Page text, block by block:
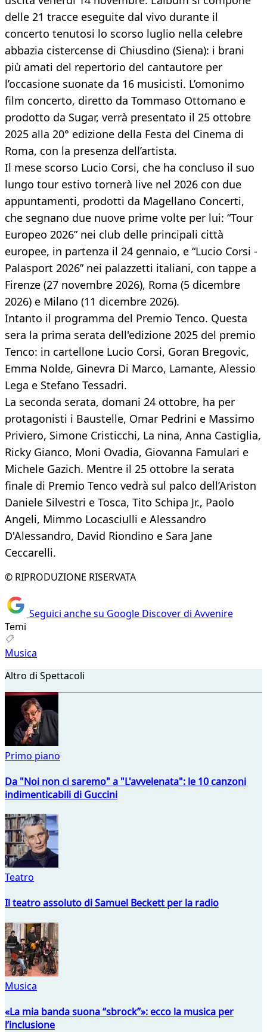
delle 21 tracce eseguite dal vivo durante il
concerto tenutosi lo scorso luglio nella celebre
abbazia cistercense di Chiusdino (Siena): i brani
più amati del repertorio del cantautore per
l’occasione suonate da 16 musicisti. L’omonimo
film concerto, diretto da Tommaso Ottomano e
prodotto da Sugar, verrà presentato il 25 ottobre
2025 alla 20° edizione della Festa del Cinema di
Roma, con la presenza dell’artista.
Il mese scorso Lucio Corsi, che ha concluso il suo
lungo tour estivo tornerà live nel 2026 con due
appuntamenti, prodotti da Magellano Concerti,
che segnano due nuove prime volte per lui: “Tour
Europeo 2026” nei club delle principali città
europee, in partenza il 24 gennaio, e “Lucio Corsi -
Palasport 2026” nei palazzetti italiani, con tappe a
Firenze (27 novembre 2026), Roma (5 dicembre
2026) e Milano (11 dicembre 2026).
Intanto il programma del Premio Tenco. Questa
sera la prima serata dell'edizione 2025 del premio
Tenco: in cartellone Lucio Corsi, Goran Bregovic,
Emma Nolde, Ginevra Di Marco, Lamante, Alessio
Lega e Stefano Tessadri.
La seconda serata, domani 24 ottobre, ha per
protagonisti i Baustelle, Omar Pedrini e Massimo
Priviero, Simone Cristicchi, La nina, Anna Castiglia,
Ricky Gianco, Moni Ovadia, Giovanna Famulari e
Michele Gazich. Mentre il 25 ottobre la serata
finale di Premio Tenco vedrà sul palco dell’Ariston
Daniele Silvestri e Tosca, Tito Schipa Jr., Paolo
Angeli, Mimmo Locasciulli e Alessandro
D'Alessandro, David Riondino e Sara Jane
Ceccarelli.
© RIPRODUZIONE RISERVATA
Seguici anche su Google Discover di Avvenire
Temi
Musica
Altro di Spettacoli
Primo piano
Da "Noi non ci saremo" a "L'avvelenata": le 10 canzoni
indimenticabili di Guccini
Teatro
Il teatro assoluto di Samuel Beckett per la radio
Musica
«La mia banda suona “sbrock”»: ecco la musica per
l’inclusione